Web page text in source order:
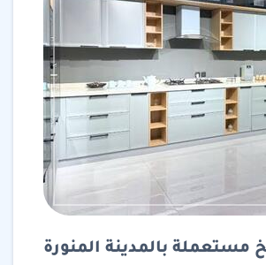
مستعملة بالمدينة المنورة